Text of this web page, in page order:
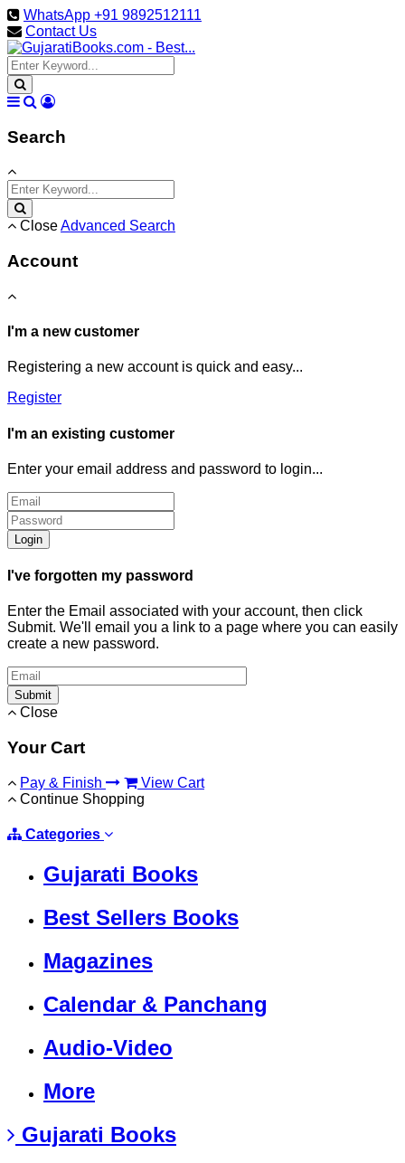
WhatsApp +91 9892512111
Contact Us
Search
CloseAdvanced Search
Account
I'm a new customer
Registering a new account is quick and easy...
Register
I'm an existing customer
Enter your email address and password to login...
Login
I've forgotten my password
Enter the Email associated with your account, then click
Submit. We'll email you a link to a page where you can easily
create a new password.
Submit
Close
Your Cart
Pay & Finish
View Cart
Continue Shopping
Categories
Gujarati Books
Best Sellers Books
Magazines
Calendar & Panchang
Audio-Video
More
Gujarati Books